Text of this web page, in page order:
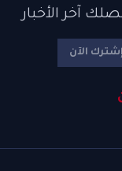
آخر الأخبار
إشترك الآن